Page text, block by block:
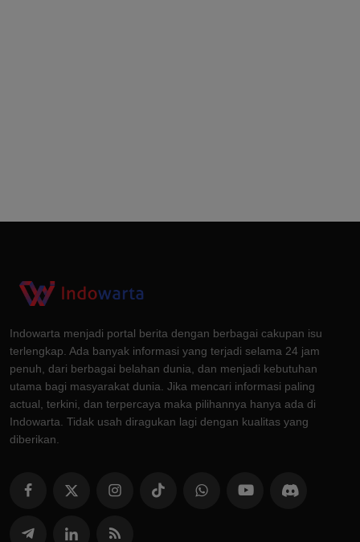
Indowarta menjadi portal berita dengan berbagai cakupan isu
terlengkap. Ada banyak informasi yang terjadi selama 24 jam
penuh, dari berbagai belahan dunia, dan menjadi kebutuhan
utama bagi masyarakat dunia. Jika mencari informasi paling
actual, terkini, dan terpercaya maka pilihannya hanya ada di
Indowarta. Tidak usah diragukan lagi dengan kualitas yang
diberikan.